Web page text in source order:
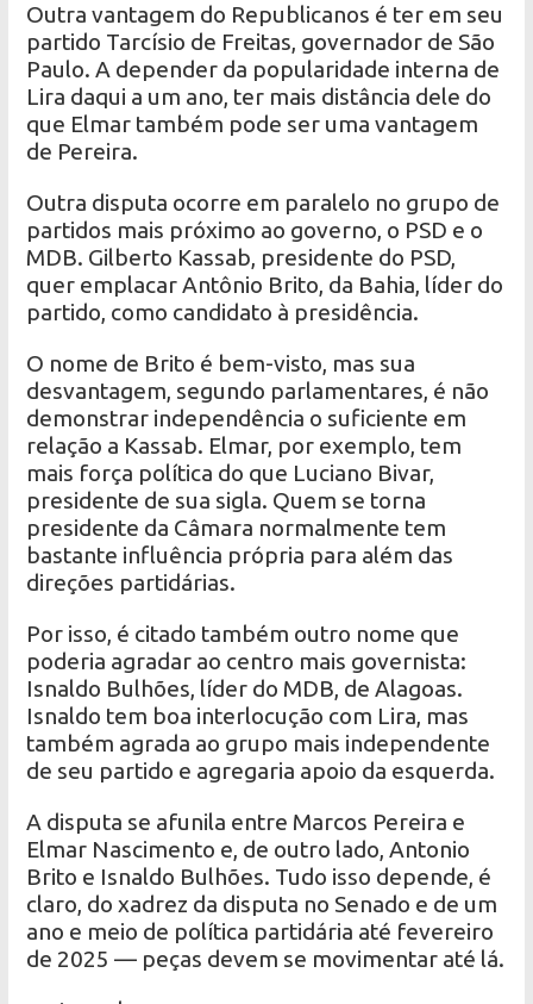
Outra vantagem do Republicanos é ter em seu
partido Tarcísio de Freitas, governador de São
Paulo. A depender da popularidade interna de
Lira daqui a um ano, ter mais distância dele do
que Elmar também pode ser uma vantagem
de Pereira.
Outra disputa ocorre em paralelo no grupo de
partidos mais próximo ao governo, o PSD e o
MDB. Gilberto Kassab, presidente do PSD,
quer emplacar Antônio Brito, da Bahia, líder do
partido, como candidato à presidência.
O nome de Brito é bem-visto, mas sua
desvantagem, segundo parlamentares, é não
demonstrar independência o suficiente em
relação a Kassab. Elmar, por exemplo, tem
mais força política do que Luciano Bivar,
presidente de sua sigla. Quem se torna
presidente da Câmara normalmente tem
bastante influência própria para além das
direções partidárias.
Por isso, é citado também outro nome que
poderia agradar ao centro mais governista:
Isnaldo Bulhões, líder do MDB, de Alagoas.
Isnaldo tem boa interlocução com Lira, mas
também agrada ao grupo mais independente
de seu partido e agregaria apoio da esquerda.
A disputa se afunila entre Marcos Pereira e
Elmar Nascimento e, de outro lado, Antonio
Brito e Isnaldo Bulhões. Tudo isso depende, é
claro, do xadrez da disputa no Senado e de um
ano e meio de política partidária até fevereiro
de 2025 — peças devem se movimentar até lá.